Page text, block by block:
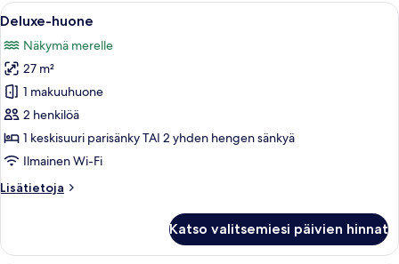
Avaa
kaikki
huonetyypin
Deluxe-
huone
kuvat
Hotellihuone, jossa on suuri sänky,
1
Deluxe-huone
Näkymä merelle
27 m²
1 makuuhuone
2 henkilöä
1 keskisuuri parisänky TAI 2 yhden hengen sänkyä
Ilmainen Wi-Fi
Lisätietoja
Lisätietoja
Katso valitsemiesi päivien hinnat